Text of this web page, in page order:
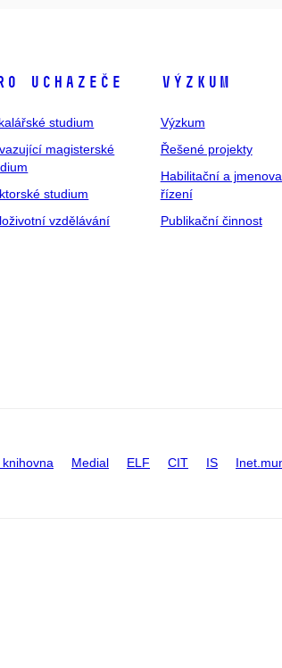
uchazeče
studium
magisterské
studium
vzdělávání
Výzkum
Výzkum
Řešené projekty
Habilitační a
řízení
Publikační činnost
Medial ELF CIT IS